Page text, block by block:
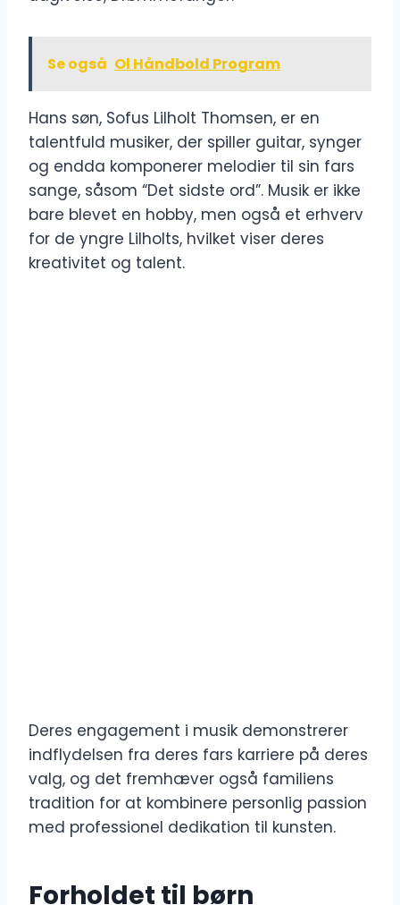
Se også Ol Håndbold Program
Hans søn, Sofus Lilholt Thomsen, er en
talentfuld musiker, der spiller guitar, synger
og endda komponerer melodier til sin fars
sange, såsom “Det sidste ord”. Musik er ikke
bare blevet en hobby, men også et erhverv
for de yngre Lilholts, hvilket viser deres
kreativitet og talent.
Deres engagement i musik demonstrerer
indflydelsen fra deres fars karriere på deres
valg, og det fremhæver også familiens
tradition for at kombinere personlig passion
med professionel dedikation til kunsten.
Forholdet til børn